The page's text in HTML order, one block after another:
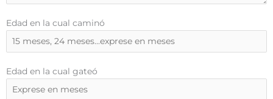
Edad en la cual caminó
Edad en la cual gateó